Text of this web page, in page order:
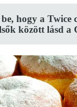
hogy a Twice
között lásd a